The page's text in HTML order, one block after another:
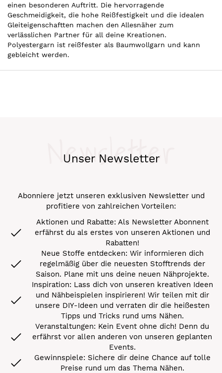
einen besonderen Auftritt. Die hervorragende
Geschmeidigkeit, die hohe Reißfestigkeit und die idealen
Gleiteigenschaftten machen den Allesnäher zum
verlässlichen Partner für all deine Kreationen.
Polyestergarn ist reißfester als Baumwollgarn und kann
gebleicht werden.
Unser Newsletter
Newsletter
Abonniere jetzt unseren exklusiven Newsletter und
profitiere von zahlreichen Vorteilen:
Aktionen und Rabatte: Als Newsletter Abonnent
erfährst du als erstes von unseren Aktionen und
Rabatten!
Neue Stoffe entdecken: Wir informieren dich
regelmäßig über die neuesten Stofftrends der
Saison. Plane mit uns deine neuen Nähprojekte.
Inspiration: Lass dich von unseren kreativen Ideen
und Nähbeispielen inspirieren! Wir teilen mit dir
unsere DIY-Ideen und verraten dir die heißesten
Tipps und Tricks rund ums Nähen.
Veranstaltungen: Kein Event ohne dich! Denn du
erfährst vor allen anderen von unseren geplanten
Events.
Gewinnspiele: Sichere dir deine Chance auf tolle
Preise rund um das Thema Nähen.